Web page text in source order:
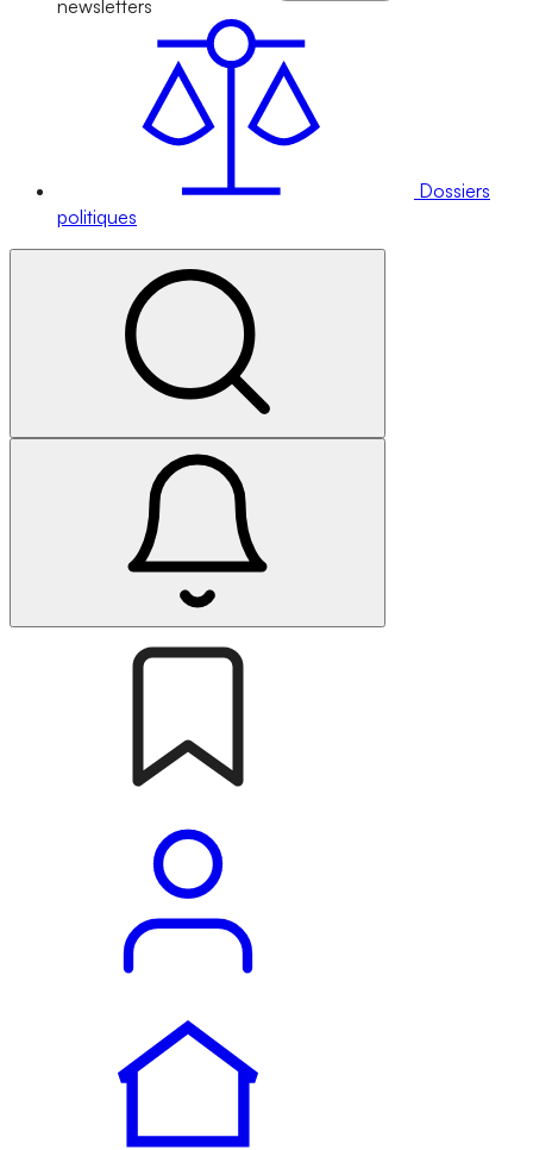
newsletters
Dossiers
politiques